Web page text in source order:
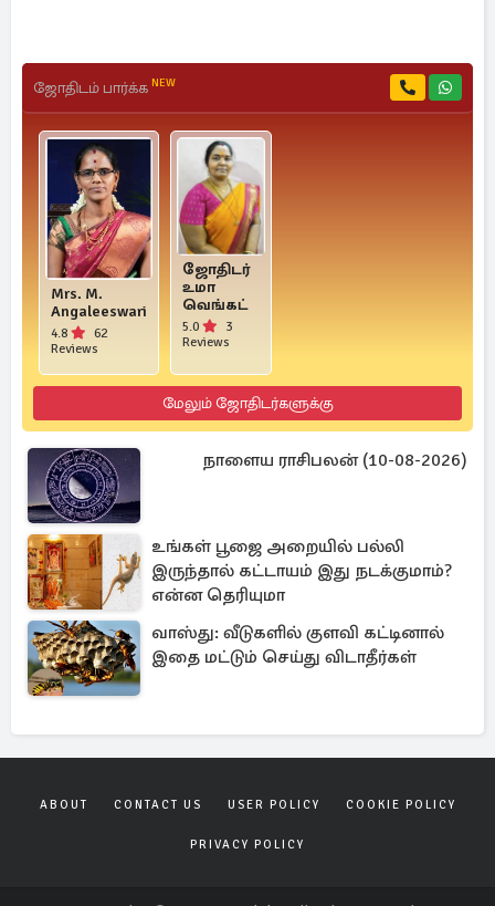
ஜோதிடம் பார்க்க NEW
Mrs. M.
Angaleeswari
4.8
62
Reviews
ஜோதிடர்
உமா
வெங்கட்
5.0
3
Reviews
மேலும் ஜோதிடர்களுக்கு
நாளைய ராசிபலன் (10-08-2026)
உங்கள் பூஜை அறையில் பல்லி
இருந்தால் கட்டாயம் இது நடக்குமாம்?
என்ன தெரியுமா
வாஸ்து: வீடுகளில் குளவி கட்டினால்
இதை மட்டும் செய்து விடாதீர்கள்
ABOUT CONTACT US USER POLICY COOKIE POLICY
PRIVACY POLICY